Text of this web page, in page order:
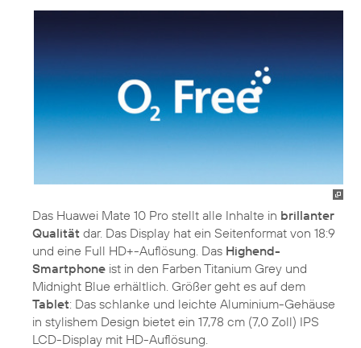
Das Huawei Mate 10 Pro stellt alle Inhalte in brillanter
Qualität dar. Das Display hat ein Seitenformat von 18:9
und eine Full HD+-Auflösung. Das Highend-
Smartphone ist in den Farben Titanium Grey und
Midnight Blue erhältlich. Größer geht es auf dem
Tablet: Das schlanke und leichte Aluminium-Gehäuse
in stylishem Design bietet ein 17,78 cm (7,0 Zoll) IPS
LCD-Display mit HD-Auflösung.